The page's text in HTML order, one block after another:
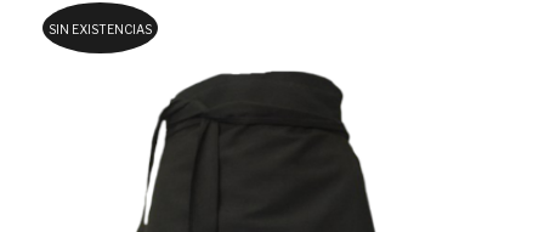
SIN EXISTENCIAS